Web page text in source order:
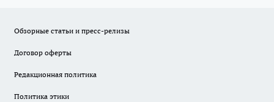
Обзорные статьи и пресс-релизы
Договор оферты
Редакционная политика
Политика этики